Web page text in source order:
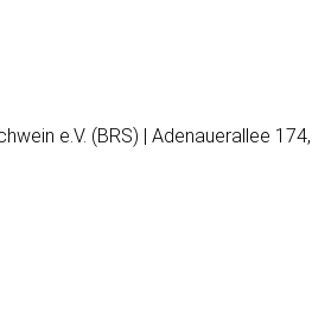
e.V. (BRS) | Adenauerallee